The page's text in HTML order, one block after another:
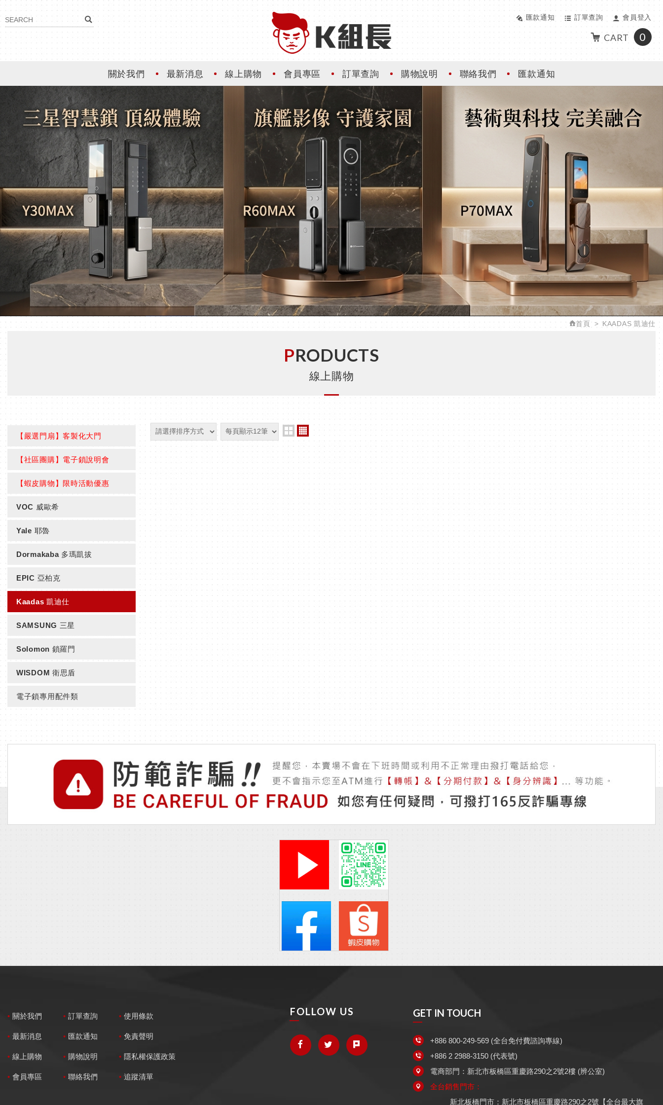
匯款通知 訂單查詢 會員登入
CART 0
關於我們 最新消息 線上購物 會員專區 訂單查詢 購物說明 聯絡我們 匯款通知
首頁 KAADAS 凱迪仕
PRODUCTS
線上購物
【嚴選門扇】客製化大門
【社區團購】電子鎖說明會
【蝦皮購物】限時活動優惠
VOC 威歐希
Yale 耶魯
Dormakaba 多瑪凱拔
EPIC 亞柏克
Kaadas 凱迪仕
SAMSUNG 三星
Solomon 鎖羅門
WISDOM 衛思盾
電子鎖專用配件類
關於我們
最新消息
線上購物
會員專區
訂單查詢
匯款通知
購物說明
聯絡我們
使用條款
免責聲明
隱私權保護政策
追蹤清單
GET IN TOUCH
+886 800-249-569 (全台免付費諮詢專線)
+886 2 2988-3150 (代表號)
電商部門：新北市板橋區重慶路290之2號2樓 (辨公室)
全台銷售門市：
新北板橋門市：新北市板橋區重慶路290之2號【全台最大旗